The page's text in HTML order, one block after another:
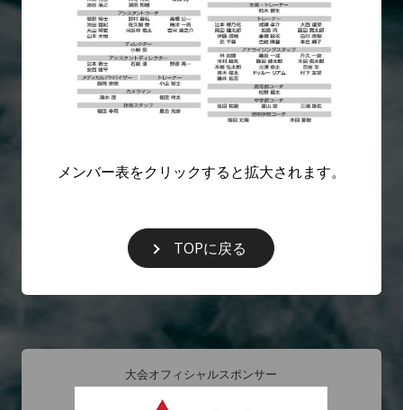
メンバー表をクリックすると拡大されます。
TOPに戻る
大会オフィシャルスポンサー